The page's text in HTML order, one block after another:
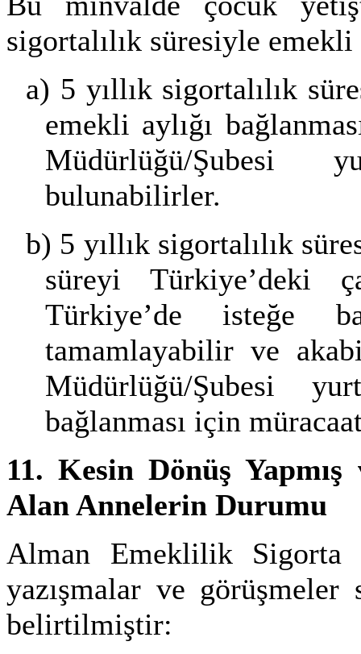
sigortalılık süresiyle
a) 5 yıllık sigortalılık
emekli aylığı
Müdürlüğü/Şubesi
bulunabilirler.
b) 5 yıllık sigortalılık
süreyi Türkiye’deki
Türkiye’de isteğe
tamamlayabilir ve
Müdürlüğü/Şubesi
bağlanması için
11. Kesin Dönüş
Alan Annelerin Durumu
Alman Emeklilik Sigorta
yazışmalar ve görüşmeler
belirtilmiştir: